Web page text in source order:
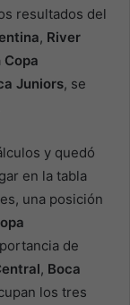
resultados del
, River
Copa
Juniors, se
y quedó
en la tabla
una posición
de
, Boca
los tres